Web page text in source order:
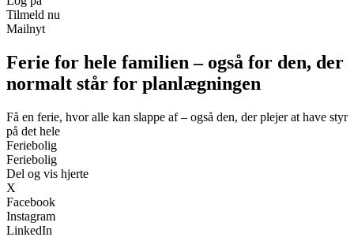
Tilmeld nu
Mailnyt
Ferie for hele familien – også for den, der
normalt står for planlægningen
Få en ferie, hvor alle kan slappe af – også den, der plejer at have styr
på det hele
Feriebolig
Feriebolig
Del og vis hjerte
X
Facebook
Instagram
LinkedIn